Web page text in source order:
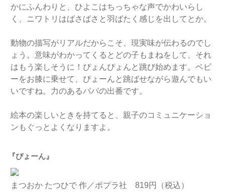
かにふんわりと、ひよこはちっちゃな声でかわいらし
く、ニワトリはばさばさと羽ばたく感じを出してとか。
動物の描写がリアルだからこそ、現実味が伝わるのでし
ょう。意味がわかってくるとどの子もまねをして、それ
はもう楽しそうに！ぴょんぴょんと跳び始めます。ベビ
ーをお膝に乗せて、ぴょーんと跳ばせながら遊んでもい
いですね。力のあるパパの出番です。
絵本の楽しいときを持てると、親子のコミュニケーショ
ンもぐっとよくなりますよ。
『ぴょーん』
まつおか たつひで 作／ポプラ社 819円（税込）